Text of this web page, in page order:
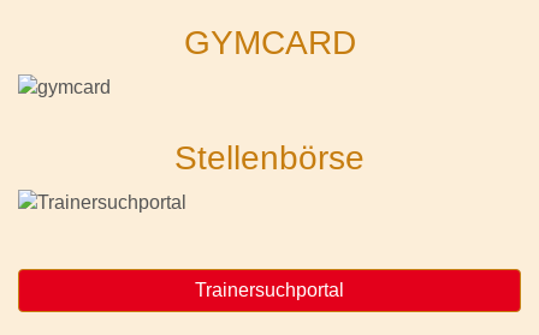
GYMCARD
Stellenbörse
Trainersuchportal